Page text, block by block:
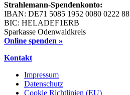
Strahlemann-Spendenkonto:
IBAN: DE71 5085 1952 0080 0222 88
BIC: HELADEF1ERB
Sparkasse Odenwaldkreis
Online spenden »
Kontakt
Impressum
Datenschutz
Cookie Richtlinien (EU)